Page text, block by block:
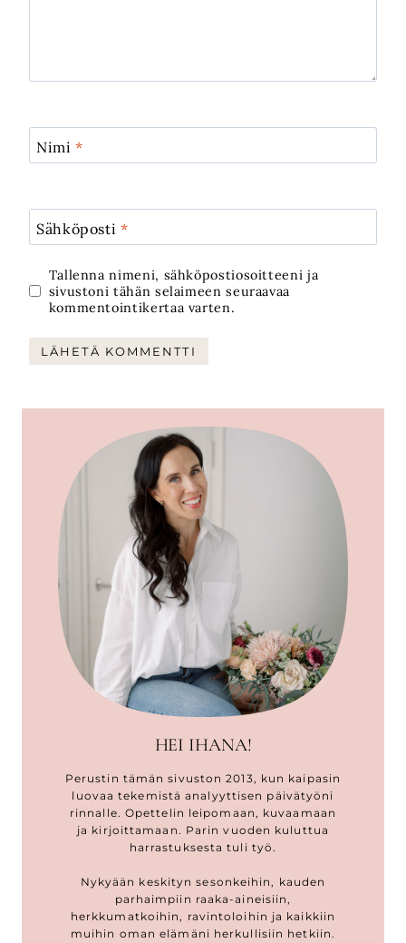
Nimi*
Sähköposti*
Tallenna nimeni, sähköpostiosoitteeni ja
sivustoni tähän selaimeen seuraavaa
kommentointikertaa varten.
HEI IHANA!
Perustin tämän sivuston 2013, kun kaipasin
luovaa tekemistä analyyttisen päivätyöni
rinnalle. Opettelin leipomaan, kuvaamaan
ja kirjoittamaan. Parin vuoden kuluttua
harrastuksesta tuli työ.
Nykyään keskityn sesonkeihin, kauden
parhaimpiin raaka-aineisiin,
herkkumatkoihin, ravintoloihin ja kaikkiin
muihin oman elämäni herkullisiin hetkiin.